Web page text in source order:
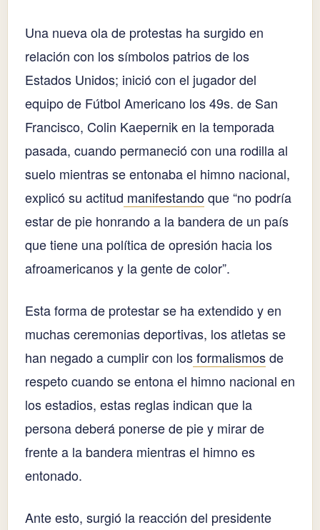
Una nueva ola de protestas ha surgido en
relación con los símbolos patrios de los
Estados Unidos; inició con el jugador del
equipo de Fútbol Americano los 49s. de San
Francisco, Colin Kaepernik en la temporada
pasada, cuando permaneció con una rodilla al
suelo mientras se entonaba el himno nacional,
explicó su actitud manifestandoque “no podría
estar de pie honrando a la bandera de un país
que tiene una política de opresión hacia los
afroamericanos y la gente de color”.
Esta forma de protestar se ha extendido y en
muchas ceremonias deportivas, los atletas se
han negado a cumplir con losformalismosde
respeto cuando se entona el himno nacional en
los estadios, estas reglas indican que la
persona deberá ponerse de pie y mirar de
frente a la bandera mientras el himno es
entonado.
Ante esto, surgió la reacción del presidente